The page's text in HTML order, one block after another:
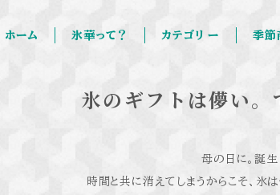
ホーム 氷華って？ カテゴリ ー 季節
氷のギフトは儚い。
母の日に。誕
時間と共に消えてしまうからこそ、氷